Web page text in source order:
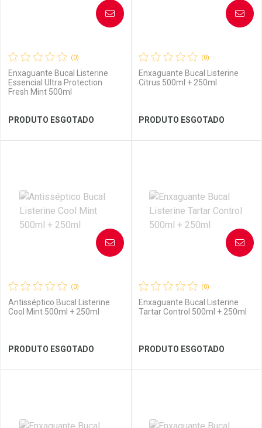
Ver Desconto Convênio Ver Desconto Convênio
(0)
Enxaguante Bucal Listerine
Essencial Ultra Protection
Fresh Mint 500ml
PRODUTO ESGOTADO
AVISE-ME
Laboratório
Ver Desconto Convênio
Por Menos
(0)
Enxaguante Bucal Listerine
Citrus 500ml + 250ml
PRODUTO ESGOTADO
AVISE-ME
Laboratório
Ver Desconto Convênio
Por Menos
(0)
Antisséptico Bucal Listerine
Cool Mint 500ml + 250ml
PRODUTO ESGOTADO
AVISE-ME
Laboratório
Por Menos
(0)
Enxaguante Bucal Listerine
Tartar Control 500ml + 250ml
PRODUTO ESGOTADO
AVISE-ME
Laboratório
Por Menos